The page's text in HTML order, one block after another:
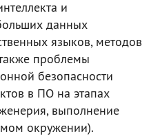
и
данных
языков, методов
проблемы
безопасности
в ПО на этапах
выполнение
окружении).